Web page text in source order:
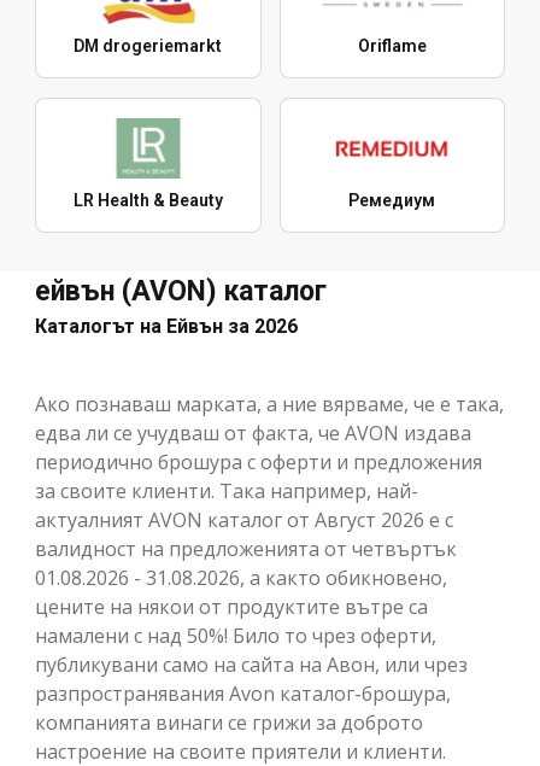
DM drogeriemarkt Oriflame
LR Health & Beauty Ремедиум
ейвън (AVON) каталог
Каталогът на Ейвън за 2026
Ако познаваш марката, а ние вярваме, че е така,
едва ли се учудваш от факта, че AVON издава
периодично брошура с оферти и предложения
за своите клиенти. Така например, най-
актуалният AVON каталог от Август 2026 е с
валидност на предложенията от четвъртък
01.08.2026 - 31.08.2026, а както обикновено,
цените на някои от продуктите вътре са
намалени с над 50%! Било то чрез оферти,
публикувани само на сайта на Авон, или чрез
разпространявания Avon каталог-брошура,
компанията винаги се грижи за доброто
настроение на своите приятели и клиенти.